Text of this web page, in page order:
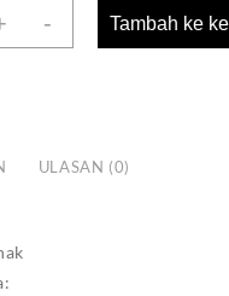
- Tambah ke
ULASAN (0)